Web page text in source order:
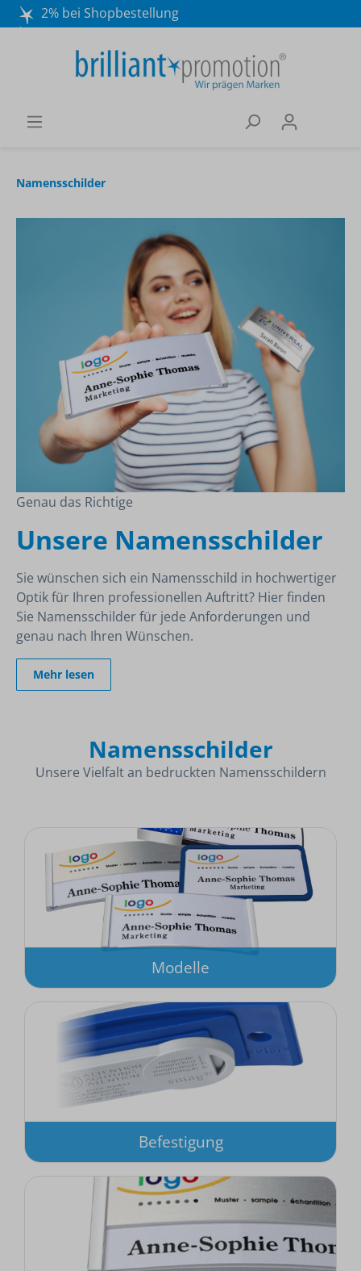
2% bei Shopbestellung
Wir beraten Sie gerne:
040 / 570 18 25 70
Namensschilder
Genau das Richtige
Unsere Namensschilder
Sie wünschen sich ein Namensschild in hochwertiger
Optik für Ihren professionellen Auftritt? Hier finden
Sie Namensschilder für jede Anforderungen und
genau nach Ihren Wünschen.
Mehr lesen
Namensschilder
Unsere Vielfalt an bedruckten Namensschildern
Modelle
Befestigung